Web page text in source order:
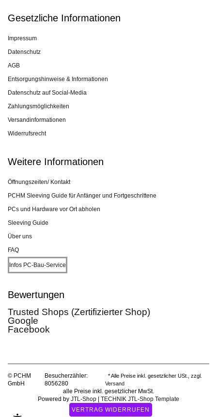
Gesetzliche Informationen
Impressum
Datenschutz
AGB
Entsorgungshinweise & Informationen
Datenschutz auf Social-Media
Zahlungsmöglichkeiten
Versandinformationen
Widerrufsrecht
Weitere Informationen
Öffnungszeiten/ Kontakt
PCHM Sleeving Guide für Anfänger und Fortgeschrittene
PCs und Hardware vor Ort abholen
Sleeving Guide
Über uns
FAQ
Infos PC-Bau-Service
Bewertungen
Trusted Shops (Zertifizierter Shop)
Google
Facebook
© PCHM
GmbH
Besucherzähler:
8056280
* Alle Preise inkl. gesetzlicher USt., zzgl.
Versand
alle Preise inkl. gesetzlicher MwSt.
Powered by JTL-Shop
TECHNIK JTL-Shop Template
VERTRAG WIDERRUFEN